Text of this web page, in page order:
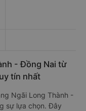
- Đồng Nai từ
tín nhất
Ngãi Long Thành -
sự lựa chọn. Đây